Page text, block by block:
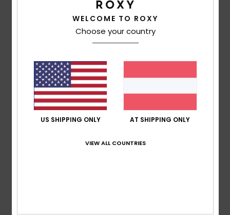
3 verifizierten Bewertungen
Oktober 2025
67% unserer Kunden empfehlen dieses Produkt
Preis-Leistungs-Verhältnis
WELCOME TO ROXY
Choose your country
US SHIPPING ONLY AT SHIPPING ONLY
VIEW ALL COUNTRIES